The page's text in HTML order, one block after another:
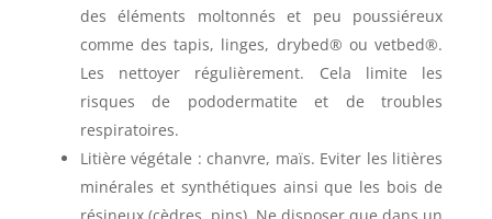
des éléments moltonnés et peu poussiéreux
comme des tapis, linges, drybed® ou vetbed®.
Les nettoyer régulièrement. Cela limite les
risques de pododermatite et de troubles
respiratoires.
Litière végétale : chanvre, maïs. Eviter les litières
minérales et synthétiques ainsi que les bois de